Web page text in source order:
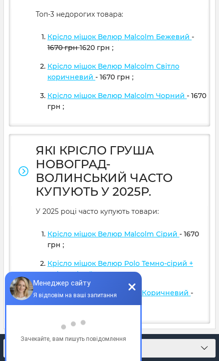
Топ-3 недорогих товара:
Крісло мішок Велюр Malcolm Бежевий -
1670грн1620 грн ;
Крісло мішок Велюр Malcolm Світло
коричневий - 1670 грн ;
Крісло мішок Велюр Malcolm Чорний - 1670
грн ;
ЯКІ КРІСЛО ГРУША
НОВОГРАД-
ВОЛИНСЬКИЙ ЧАСТО
КУПУЮТЬ У 2025Р.
У 2025 році часто купують товари:
Крісло мішок Велюр Malcolm Сірий - 1670
грн ;
Крісло мішок Велюр Polo Темно-сірий +
Світло сірий- 1599грн;
Крісло мішок Велюр Polo Коричневий -
1599грн;